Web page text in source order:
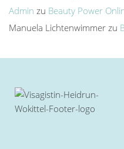
Admin zu Beauty Power
Manuela Lichtenwimmer zu